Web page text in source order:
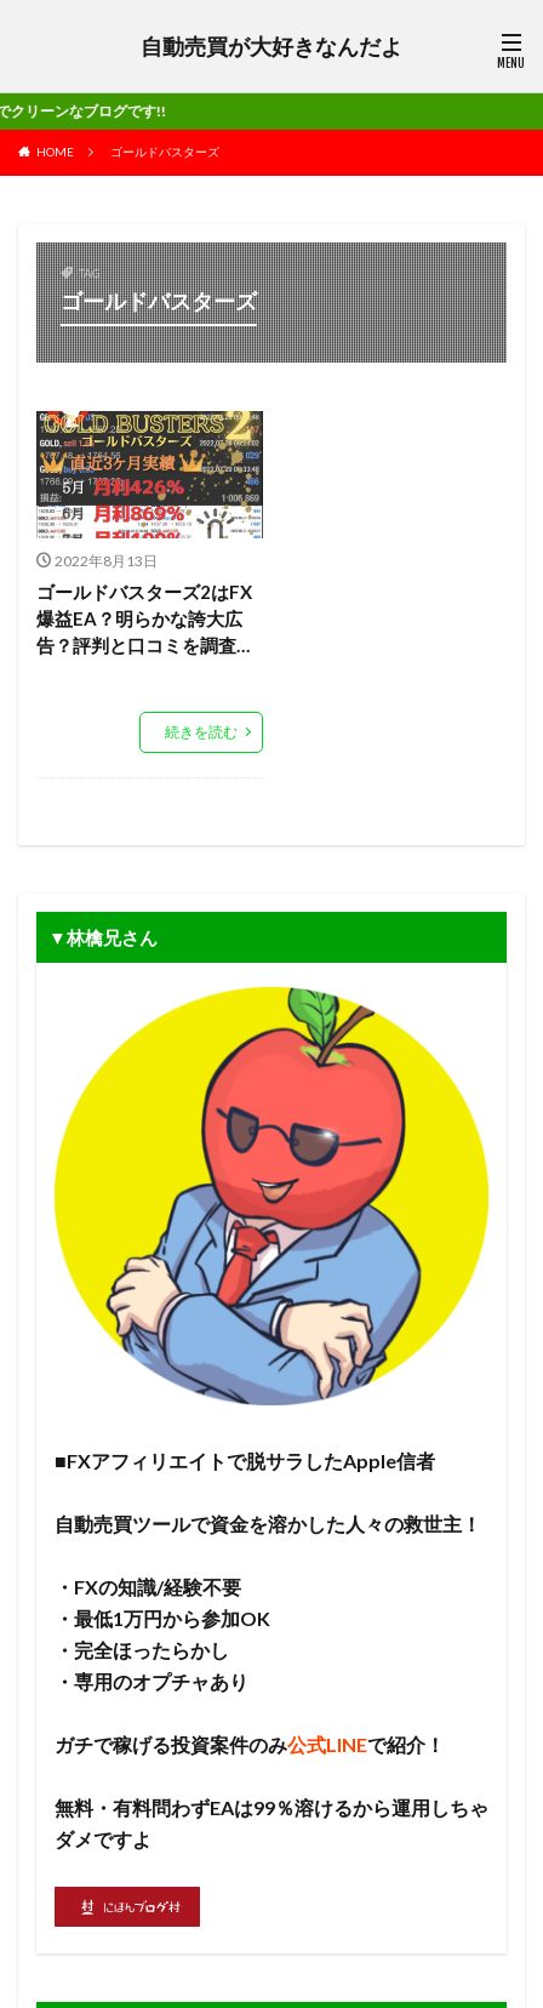
自動売買が大好きなんだよ
グです!!
HOME ゴールドバスターズ
TAG
ゴールドバスターズ
2022年8月13日
ゴールドバスターズ2はFX
爆益EA？明らかな誇大広
告？評判と口コミを調査…
続きを読む
▼林檎兄さん
■FXアフィリエイトで脱サラしたApple信者
自動売買ツールで資金を溶かした人々の救世主！
・FXの知識/経験不要
・最低1万円から参加OK
・完全ほったらかし
・専用のオプチャあり
ガチで稼げる投資案件のみ公式LINEで紹介！
無料・有料問わずEAは99％溶けるから運用しちゃ
ダメですよ